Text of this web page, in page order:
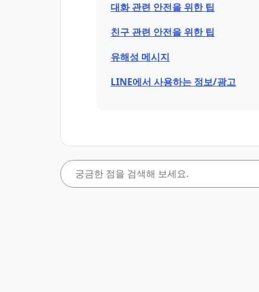
대화 관련 안전을 위한 팁
친구 관련 안전을 위한 팁
유해성 메시지
LINE에서 사용하는 정보/광고